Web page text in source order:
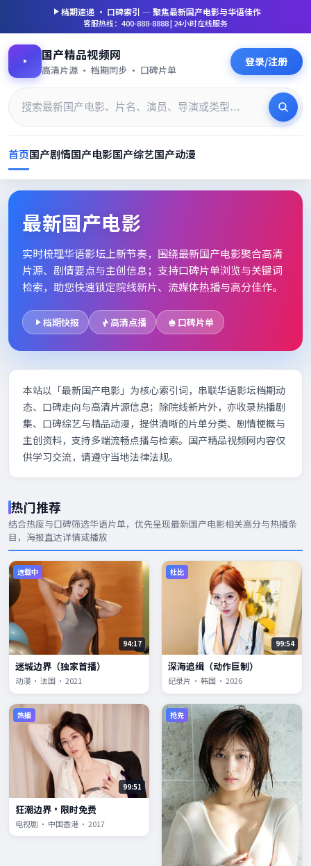
档期速递 · 口碑索引 — 聚焦最新国产电影与华语佳作
客服热线：400-888-8888 | 24小时在线服务
国产精品视频网
高清片源 · 档期同步 · 口碑片单
登录/注册
首页国产剧情国产电影国产综艺国产动漫
最新国产电影_高清片单档期
最新国产电影
实时梳理华语影坛上新节奏，围绕最新国产电影聚合高清
片源、剧情要点与主创信息；支持口碑片单浏览与关键词
检索，助您快速锁定院线新片、流媒体热播与高分佳作。
档期快报 高清点播 口碑片单
本站以「最新国产电影」为核心索引词，串联华语影坛档期动
态、口碑走向与高清片源信息；除院线新片外，亦收录热播剧
集、口碑综艺与精品动漫，提供清晰的片单分类、剧情梗概与
主创资料，支持多端流畅点播与检索。国产精品视频网内容仅
供学习交流，请遵守当地法律法规。
热门推荐
结合热度与口碑筛选华语片单，优先呈现最新国产电影相关高分与热播条
目，海报直达详情或播放
连载中
94:17
迷城边界（独家首播）
动漫 · 法国 · 2021
杜比
99:54
深海追缉（动作巨制）
纪录片 · 韩国 · 2026
热播
99:51
狂潮边界·限时免费
电视剧 · 中国香港 · 2017
抢先